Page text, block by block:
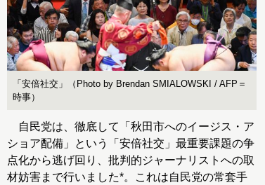
「安倍社交」（Photo by Brendan SMIALOWSKI / AFP＝
時事）
自民党は、徹底して「秋田市へのイージス・ア
ショア配備」という「安倍社交」最重要課題の争
点化から逃げ回り、批判的ジャーナリストへの取
材妨害まで行いました*。これは自民党の常套手